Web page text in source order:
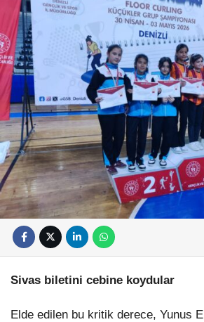
Sivas biletini cebine koydular
Elde edilen bu kritik derece, Yunus